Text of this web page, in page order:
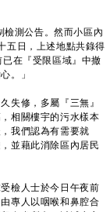
測公告。然而小區內
五日，上述地點共錄得
在『受限區域』中撤
。」
修，多屬『三無』
相關樓宇的污水樣本
我們認為有需要就
並藉此消除區內居民
檢人士於今日午夜前
專人以咽喉和鼻腔合